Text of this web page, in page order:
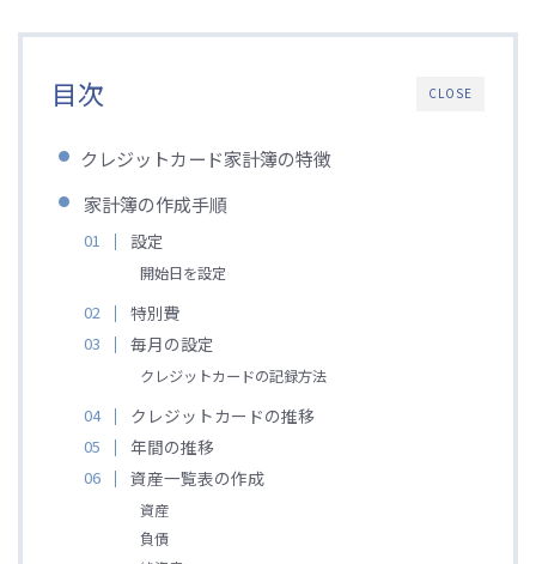
CLOSE
目次
クレジットカード家計簿の特徴
家計簿の作成手順
設定
開始日を設定
特別費
毎月の設定
クレジットカードの記録方法
クレジットカードの推移
年間の推移
資産一覧表の作成
資産
負債